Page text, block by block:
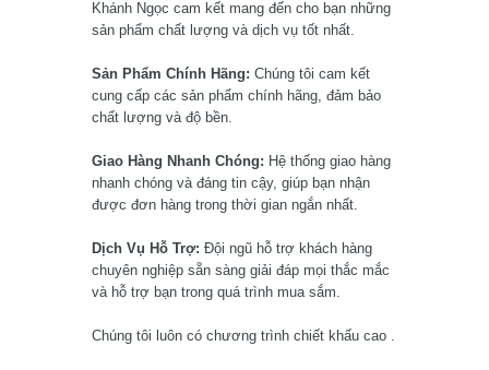
Khánh Ngọc cam kết mang đến cho bạn những
sản phẩm chất lượng và dịch vụ tốt nhất.
Sản Phẩm Chính Hãng: Chúng tôi cam kết
cung cấp các sản phẩm chính hãng, đảm bảo
chất lượng và độ bền.
Giao Hàng Nhanh Chóng: Hệ thống giao hàng
nhanh chóng và đáng tin cậy, giúp bạn nhận
được đơn hàng trong thời gian ngắn nhất.
Dịch Vụ Hỗ Trợ: Đội ngũ hỗ trợ khách hàng
chuyên nghiệp sẵn sàng giải đáp mọi thắc mắc
và hỗ trợ bạn trong quá trình mua sắm.
Chúng tôi luôn có chương trình chiết khấu cao .